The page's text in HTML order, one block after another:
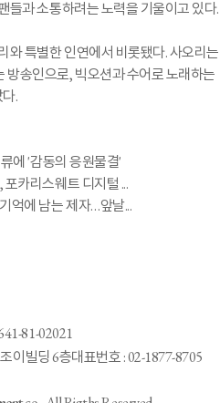
들과 소통하려는 노력을 기울이고 있다.
와 특별한 인연에서 비롯됐다. 사오리는
방송인으로, 빅오션과 수어로 노래하는
.
에 '감동의 응원물결'
카리스웨트 디지털 ...
억에 남는 제자…앞날...
81-02021
이빌딩 6층대표번호 : 02-1877-8705